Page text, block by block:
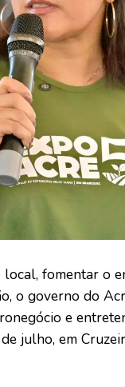
fomentar o
o governo do
e
julho, em